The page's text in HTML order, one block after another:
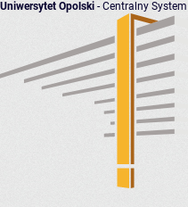
Uniwersytet Opolski - Centralny